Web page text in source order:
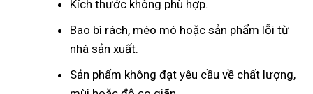
Kích thước không phù hợp.
Bao bì rách, méo mó hoặc sản phẩm lỗi từ
nhà sản xuất.
Sản phẩm không đạt yêu cầu về chất lượng,